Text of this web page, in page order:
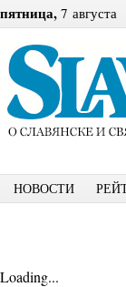
пятница, 7 августа
НОВОСТИ
Loading...